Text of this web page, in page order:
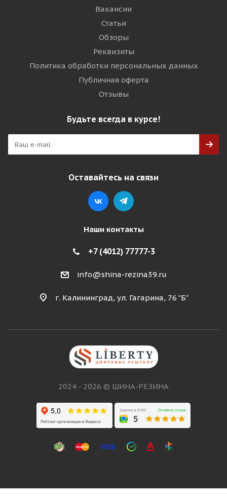
Вакансии
Статьи
Обзоры
Реквизиты
Политика обработки персональных данных
Публичная оферта
Отзывы
Будьте всегда в курсе!
Оставайтесь на связи
Наши контакты
+7 (4012) 77777-3
info@shina-rezina39.ru
г. Калининград, ул. Гагарина, 76 "Б"
2024 - 2026 © ШИНА-РЕЗИНА